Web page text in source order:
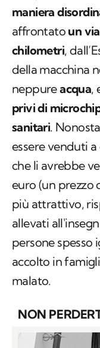
maniera
affrontato un
chilometri,
della macchina
neppureacqua,
privi di
sanitari.
essere venduti
che li avrebbe
euro (un prezzo
più attrattivo,
allevati
persone spesso
accolto in
malato.
NON